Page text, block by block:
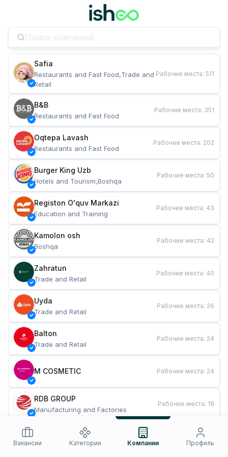
Safia
Restaurants and Fast Food,Trade and
Retail
Рабочие места: 511
B&B
Restaurants and Fast Food
Рабочие места: 351
Oqtepa Lavash
Restaurants and Fast Food
Рабочие места: 202
Burger King Uzb
Hotels and Tourism,Boshqa
Рабочие места: 50
Registon O'quv Markazi
Education and Training
Рабочие места: 43
Kamolon osh
Boshqa
Рабочие места: 42
Zahratun
Trade and Retail
Рабочие места: 40
Uyda
Trade and Retail
Рабочие места: 26
Balton
Trade and Retail
Рабочие места: 24
M COSMETIC Рабочие места: 24
RDB GROUP
Manufacturing and Factories
Рабочие места: 18
Restaurants and Fast Food
Рабочие места
Вакансии
Категории Компании Профиль